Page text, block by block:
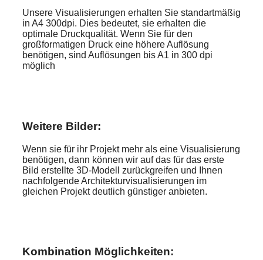
Unsere Visualisierungen erhalten Sie standartmäßig
in A4 300dpi. Dies bedeutet, sie erhalten die
optimale Druckqualität. Wenn Sie für den
großformatigen Druck eine höhere Auflösung
benötigen, sind Auflösungen bis A1 in 300 dpi
möglich
Weitere Bilder:
Wenn sie für ihr Projekt mehr als eine Visualisierung
benötigen, dann können wir auf das für das erste
Bild erstellte 3D-Modell zurückgreifen und Ihnen
nachfolgende Architekturvisualisierungen im
gleichen Projekt deutlich günstiger anbieten.
Kombination Möglichkeiten: